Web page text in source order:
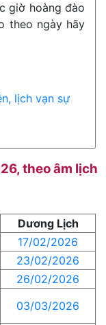
giờ hoàng đào
theo ngày hãy
lịch vạn sự
theo âm lịch
Dương Lịch
17/02/2026
23/02/2026
26/02/2026
03/03/2026